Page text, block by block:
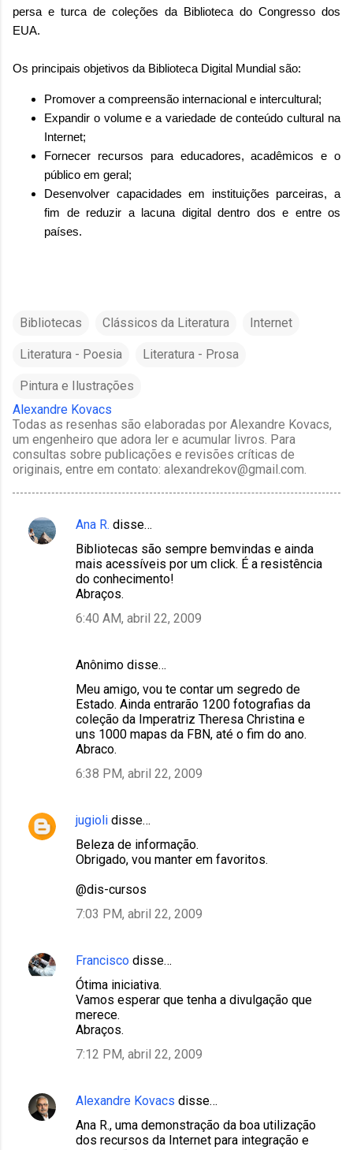
persa e turca de coleções da Biblioteca do Congresso dos
EUA.
Os principais objetivos da Biblioteca Digital Mundial são:
Promover a compreensão internacional e intercultural;
Expandir o volume e a variedade de conteúdo cultural na
Internet;
Fornecer recursos para educadores, acadêmicos e o
público em geral;
Desenvolver capacidades em instituições parceiras, a
fim de reduzir a lacuna digital dentro dos e entre os
países.
Bibliotecas Clássicos da Literatura Internet
Literatura - Poesia Literatura - Prosa
Pintura e Ilustrações
Alexandre Kovacs
Todas as resenhas são elaboradas por Alexandre Kovacs,
um engenheiro que adora ler e acumular livros. Para
consultas sobre publicações e revisões críticas de
originais, entre em contato: alexandrekov@gmail.com.
C
Ana R. disse…
Bibliotecas são sempre bemvindas e ainda
mais acessíveis por um click. É a resistência
do conhecimento!
Abraços.
6:40 AM, abril 22, 2009
Anônimo disse…
Meu amigo, vou te contar um segredo de
Estado. Ainda entrarão 1200 fotografias da
coleção da Imperatriz Theresa Christina e
uns 1000 mapas da FBN, até o fim do ano.
Abraco.
6:38 PM, abril 22, 2009
jugioli disse…
Beleza de informação.
Obrigado, vou manter em favoritos.
@dis-cursos
7:03 PM, abril 22, 2009
Francisco disse…
Ótima iniciativa.
Vamos esperar que tenha a divulgação que
merece.
Abraços.
7:12 PM, abril 22, 2009
Alexandre Kovacs disse…
Ana R., uma demonstração da boa utilização
dos recursos da Internet para integração e